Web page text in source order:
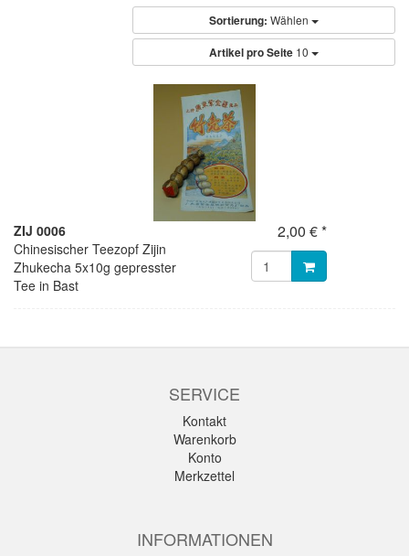
Sortierung: Wählen
Artikel pro Seite 10
ZIJ 0006
Chinesischer Teezopf Zijin
Zhukecha 5x10g gepresster
Tee in Bast
2,00 € *
SERVICE
Kontakt
Warenkorb
Konto
Merkzettel
INFORMATIONEN